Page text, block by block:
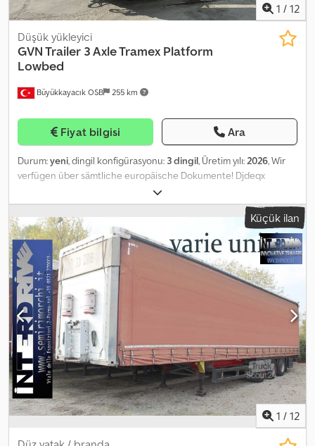
1 / 12
Büyükkayacık OSB 255 km
Düşük yükleyici
GVN Trailer 3 Axle Tramex Platform
Lowbed
Fiyat bilgisi Ara
Durum:yeni, dingil konfigürasyonu: 3 dingil, Üretim yılı:2026, Wir
verfügen über sämtliche europäische Dokumente! Djdeqx
Nfgspfx Ai Iskr Wir können die Anhänger gemäß FOB, EXW, CPT,
CFR und CIF liefern. Bei Interesse nehmen Sie bitte Kontakt mit
uns auf.
Küçük ilan
1 / 12